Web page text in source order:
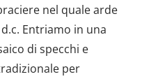
nel quale arde
Entriamo in una
di specchi e
per